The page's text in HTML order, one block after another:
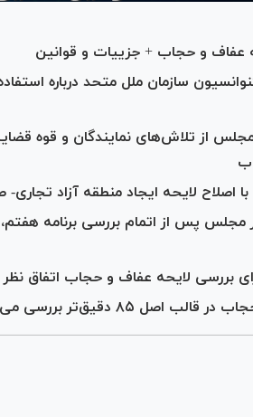
عفاف و حجاب + جزییات و قوانین
سازمان ملل متحد درباره استفاده
از تلاش‌های نمایندگان و قوه
اصلاح لایحه ایجاد منطقه آزاد
مجلس پس از اتمام بررسی برنامه
بررسی لایحه عفاف و حجاب اتفاق نظر
اصل ۸۵ دقیق‌تر بررسی می‌شود